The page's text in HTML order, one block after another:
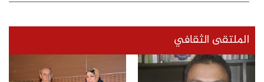
الملتقى الثقافي